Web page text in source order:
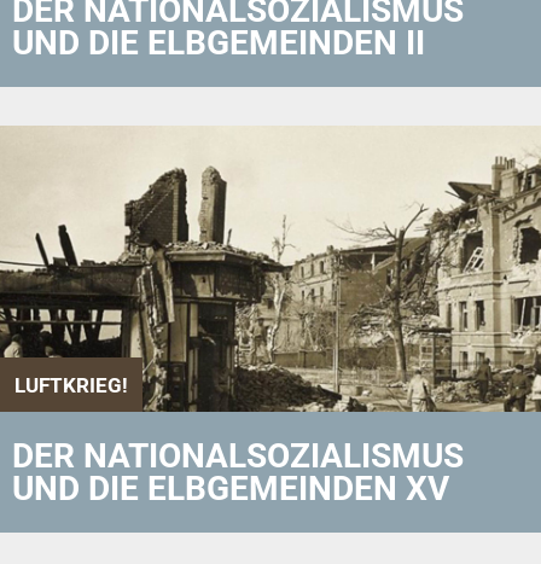
DER NATIONALSOZIALISMUS
UND DIE ELBGEMEINDEN II
LUFTKRIEG!
DER NATIONALSOZIALISMUS
UND DIE ELBGEMEINDEN XV